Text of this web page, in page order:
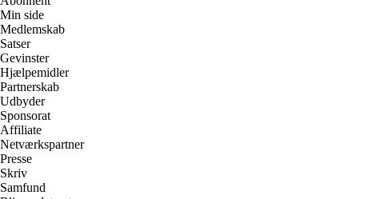
Min side
Medlemskab
Satser
Gevinster
Hjælpemidler
Partnerskab
Udbyder
Sponsorat
Affiliate
Netværkspartner
Presse
Skriv
Samfund